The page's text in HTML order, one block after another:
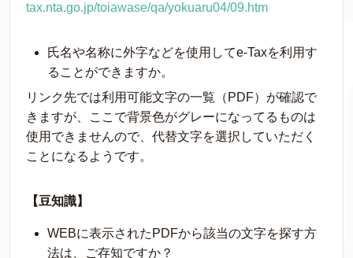
tax.nta.go.jp/toiawase/qa/yokuaru04/09.htm
氏名や名称に外字などを使用してe-Taxを利用す
ることができますか。
リンク先では利用可能文字の一覧（PDF）が確認で
きますが、ここで背景色がグレーになってるものは
使用できませんので、代替文字を選択していただく
ことになるようです。
【豆知識】
WEBに表示されたPDFから該当の文字を探す方
法は、ご存知ですか？